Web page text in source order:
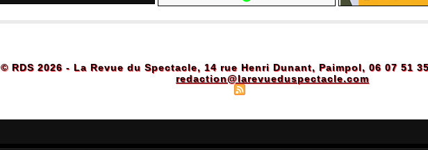
© RDS 2026 - La Revue du Spectacle, 14 rue Henri Dunant, Paimpol, 06 07 51
redaction@larevueduspectacle.com